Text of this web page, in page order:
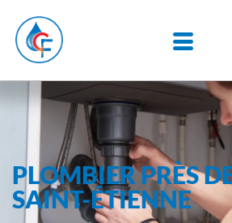
PLOMBIER PRÈS
SAINT-ÉTIENNE